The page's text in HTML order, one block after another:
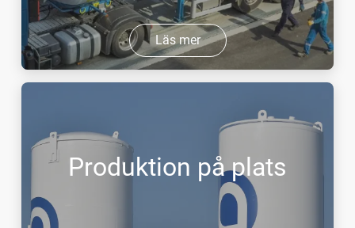
Läs mer
Produktion på plats